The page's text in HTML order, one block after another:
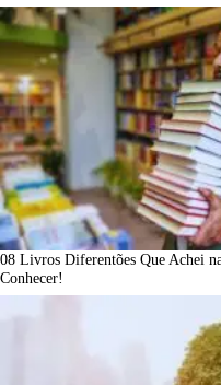
08 Livros Diferentões Que Achei
Conhecer!